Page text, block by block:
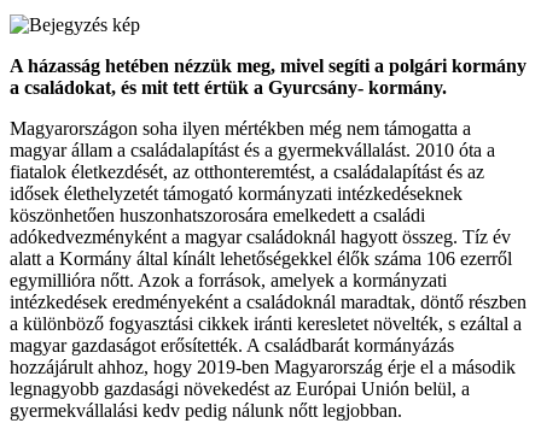
A házasság hetében nézzük meg, mivel segíti a polgári kormány
a családokat, és mit tett értük a Gyurcsány- kormány.
Magyarországon soha ilyen mértékben még nem támogatta a
magyar állam a családalapítást és a gyermekvállalást. 2010 óta a
fiatalok életkezdését, az otthonteremtést, a családalapítást és az
idősek élethelyzetét támogató kormányzati intézkedéseknek
köszönhetően huszonhatszorosára emelkedett a családi
adókedvezményként a magyar családoknál hagyott összeg. Tíz év
alatt a Kormány által kínált lehetőségekkel élők száma 106 ezerről
egymillióra nőtt. Azok a források, amelyek a kormányzati
intézkedések eredményeként a családoknál maradtak, döntő részben
a különböző fogyasztási cikkek iránti keresletet növelték, s ezáltal a
magyar gazdaságot erősítették. A családbarát kormányázás
hozzájárult ahhoz, hogy 2019-ben Magyarország érje el a második
legnagyobb gazdasági növekedést az Európai Unión belül, a
gyermekvállalási kedv pedig nálunk nőtt legjobban.